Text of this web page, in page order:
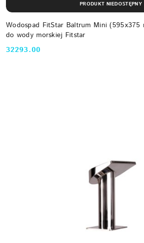
Wodospad FitStar Baltrum Mini (595x375
do wody morskiej Fitstar
Cena:
32293.00
PRODUKT NIEDOSTĘPNY